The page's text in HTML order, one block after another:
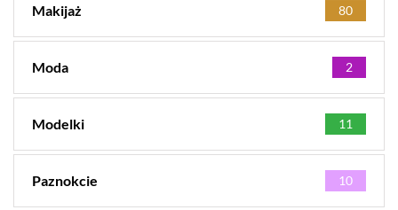
Makijaż 80
Moda 2
Modelki 11
Paznokcie 10